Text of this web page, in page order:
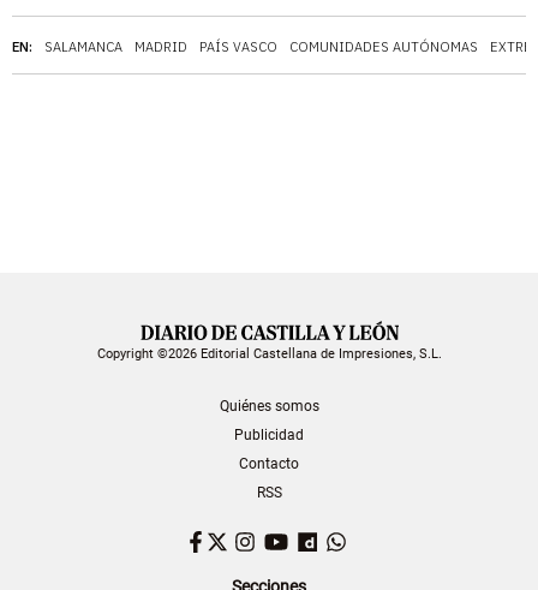
EN: SALAMANCA MADRID PAÍS VASCO COMUNIDADES AUTÓNOMAS
Copyright ©2026 Editorial Castellana de Impresiones, S.L.
Quiénes somos
Publicidad
Contacto
RSS
Facebook
TwitterInstagram
YouTubeDailymotion
Secciones